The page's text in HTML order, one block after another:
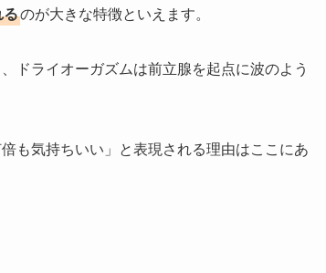
るのが大きな特徴といえます。
ドライオーガズムは前立腺を起点に波のよう
も気持ちいい」と表現される理由はここにあ